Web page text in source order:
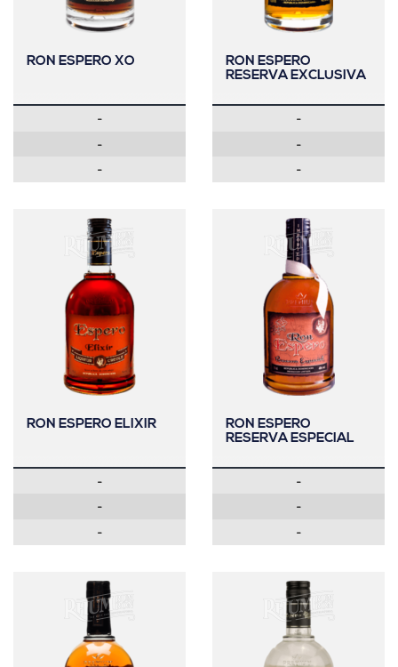
RON ESPERO XO
-
-
-
RON ESPERO
RESERVA EXCLUSIVA
-
-
-
RON ESPERO ELIXIR
-
-
-
RON ESPERO
RESERVA ESPECIAL
-
-
-